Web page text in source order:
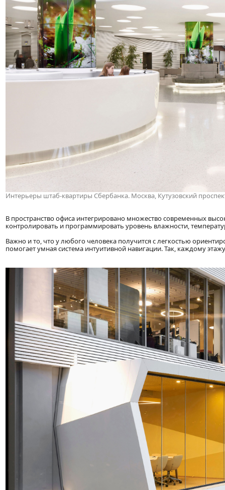
Интерьеры штаб-квартиры Сбербанка. Москва, Кутузовский
В пространство офиса интегрировано множество современных
контролировать и программировать уровень влажности,
Важно и то, что у любого человека получится с легкостью
помогает умная система интуитивной навигации. Так, каждому